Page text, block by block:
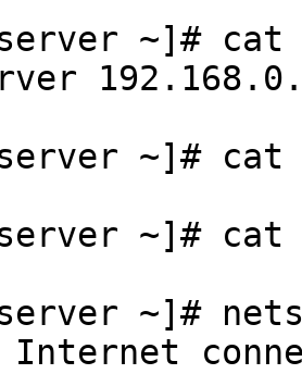
~]#
~]#
~]#
~]#
Internet